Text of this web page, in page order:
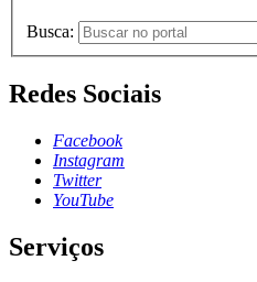
Busca:
Redes Sociais
Facebook
Instagram
Twitter
YouTube
Serviços